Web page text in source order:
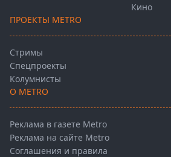
Кино
ПРОЕКТЫ METRO
Стримы
Спецпроекты
Колумнисты
О METRO
Реклама в газете Metro
Реклама на сайте Metro
Соглашения и правила